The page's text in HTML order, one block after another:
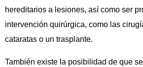
hereditarios a lesiones, así como ser
intervención quirúrgica, como las
cataratas o un trasplante.
También existe la posibilidad de que